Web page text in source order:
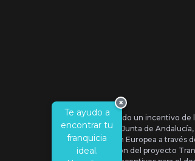
Se ha recibido un incentivo de
IDEA, de la Junta de
por la Unión Europea a través
la realización del proyecto
Te ayudo a
encontrar tu
franquicia
ideal.
×